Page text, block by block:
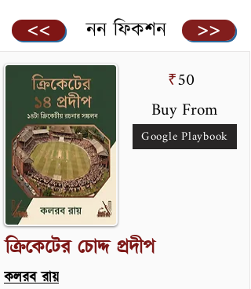
নন ফিকশন
<<
₹50
Buy From
Google Playbook
ক্রিকেটের চোদ্দ প্রদীপ
কলরব রায়
>>